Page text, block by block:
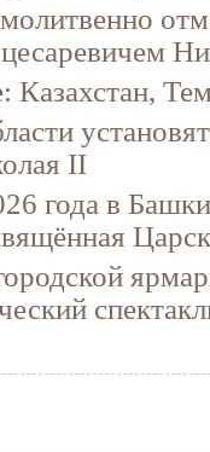
Казахстан,
II
года в